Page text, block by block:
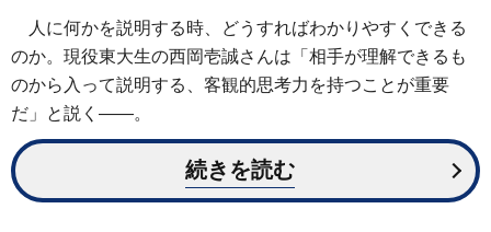
人に何かを説明する時、どうすればわかりやすくできる
のか。現役東大生の西岡壱誠さんは「相手が理解できるも
のから入って説明する、客観的思考力を持つことが重要
だ」と説く――。
続きを読む